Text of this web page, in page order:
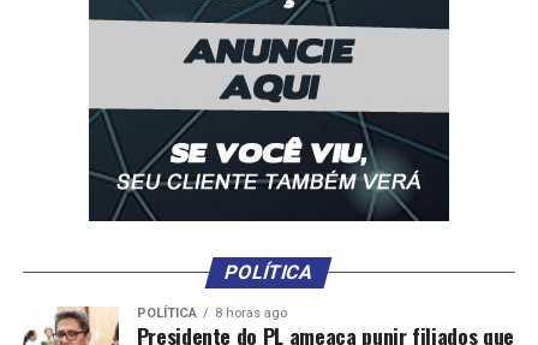
POLÍTICA
POLÍTICA 8 horas ago
Presidente do PL ameaça punir filiados que